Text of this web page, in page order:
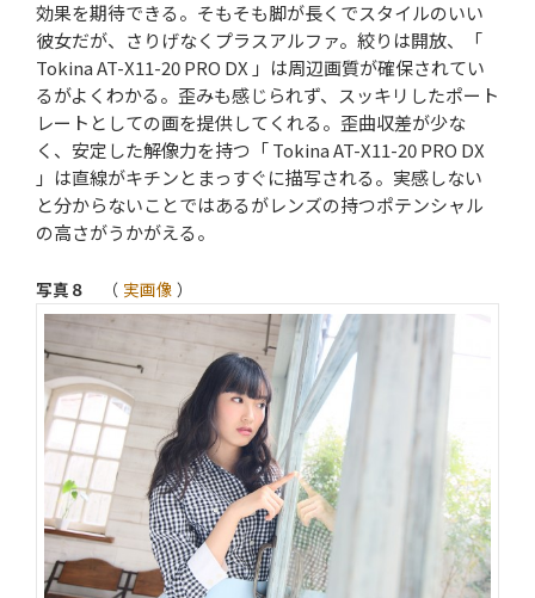
効果を期待できる。そもそも脚が長くでスタイルのいい
彼女だが、さりげなくプラスアルファ。絞りは開放、「
Tokina AT-X11-20 PRO DX 」は周辺画質が確保されてい
るがよくわかる。歪みも感じられず、スッキリしたポート
レートとしての画を提供してくれる。歪曲収差が少な
く、安定した解像力を持つ「 Tokina AT-X11-20 PRO DX
」は直線がキチンとまっすぐに描写される。実感しない
と分からないことではあるがレンズの持つポテンシャル
の高さがうかがえる。
写真８ （ 実画像 ）